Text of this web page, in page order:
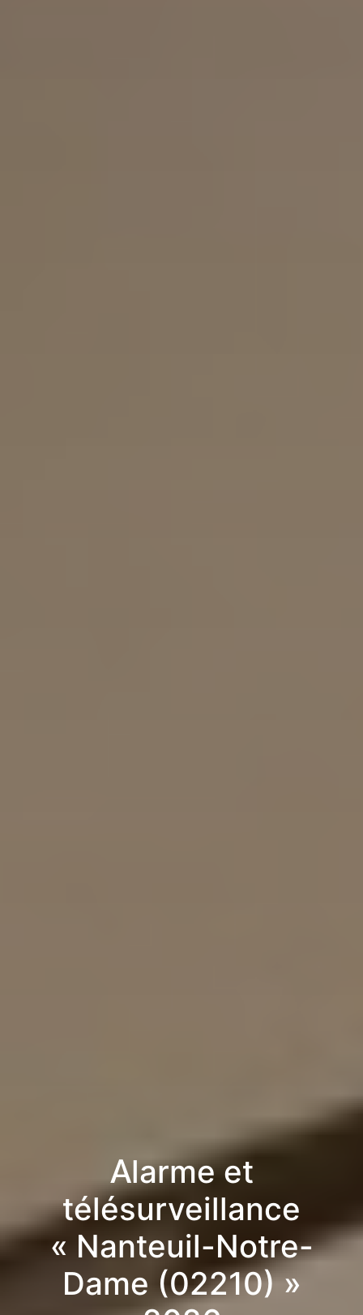
Alarme et
télésurveillance
« Nanteuil-Notre-
Dame (02210) »